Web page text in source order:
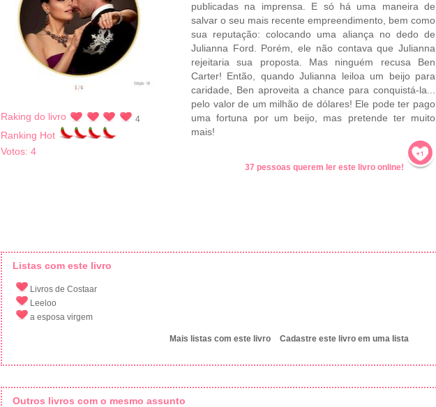
Raking do livro 4
Ranking Hot
Votos: 4
publicadas na imprensa. E só há uma maneira de
salvar o seu mais recente empreendimento, bem como
sua reputação: colocando uma aliança no dedo de
Julianna Ford. Porém, ele não contava que Julianna
rejeitaria sua proposta. Mas ninguém recusa Ben
Carter! Então, quando Julianna leiloa um beijo para
caridade, Ben aproveita a chance para conquistá-la...
pelo valor de um milhão de dólares! Ele pode ter pago
uma fortuna por um beijo, mas pretende ter muito
mais!
37 pessoas querem ler este livro online!
Listas com este livro
Livros de Costaar
Leeloo
a esposa virgem
Mais listas com este livro Cadastre este livro em uma lista
Outros livros com o mesmo assunto